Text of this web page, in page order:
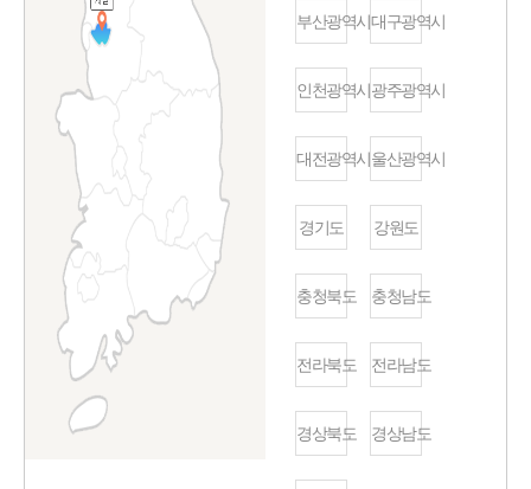
부산광역시대구광역시
인천광역시광주광역시
대전광역시울산광역시
경기도 강원도
충청북도 충청남도
전라북도 전라남도
경상북도 경상남도